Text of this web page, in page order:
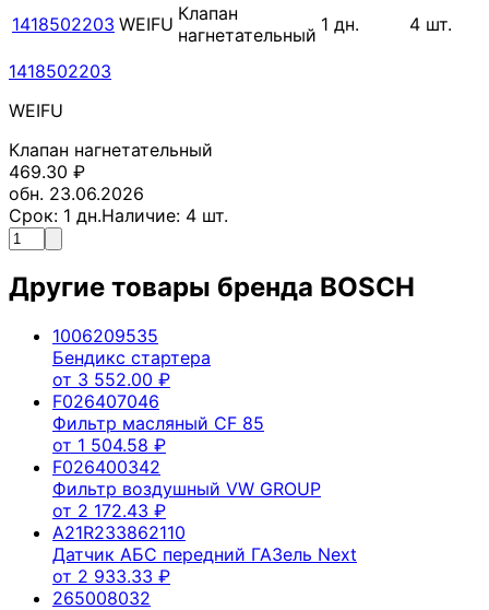
1418502203 WEIFU Клапан
нагнетательный 1 дн. 4 шт.
1418502203
WEIFU
Клапан нагнетательный
469.30 ₽
обн. 23.06.2026
Срок: 1 дн.Наличие: 4 шт.
Другие товары бренда BOSCH
1006209535
Бендикс стартера
от 3 552.00 ₽
F026407046
Фильтр масляный CF 85
от 1 504.58 ₽
F026400342
Фильтр воздушный VW GROUP
от 2 172.43 ₽
A21R233862110
Датчик АБС передний ГАЗель Next
от 2 933.33 ₽
265008032